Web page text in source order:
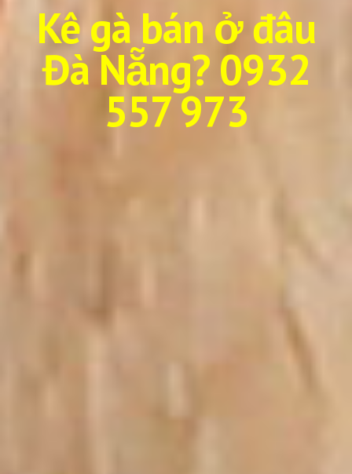
Kê gà bán ở đâu
Đà Nẵng? 0932
557 973